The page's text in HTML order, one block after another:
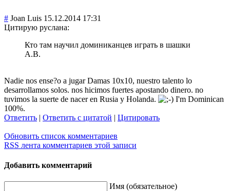
# Joan Luis 15.12.2014 17:31
Цитирую руслана:
Кто там научил доминиканцев играть в шашки
А.В.
Nadie nos ense?o a jugar Damas 10x10, nuestro talento lo
desarrollamos solos. nos hicimos fuertes apostando dinero. no
tuvimos la suerte de nacer en Rusia y Holanda.
I'm Dominican
100%.
Ответить | Ответить с цитатой | Цитировать
Обновить список комментариев
RSS лента комментариев этой записи
Добавить комментарий
Имя (обязательное)